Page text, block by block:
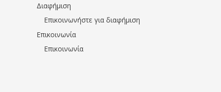
Διαφήμιση
Επικοινωνήστε για διαφήμιση
Επικοινωνία
Επικοινωνία